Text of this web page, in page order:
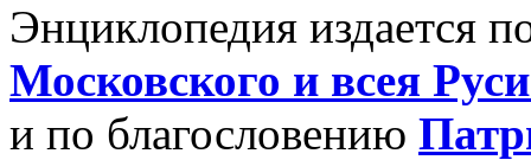
Энциклопедия издается
Московского и всея
и по благословению